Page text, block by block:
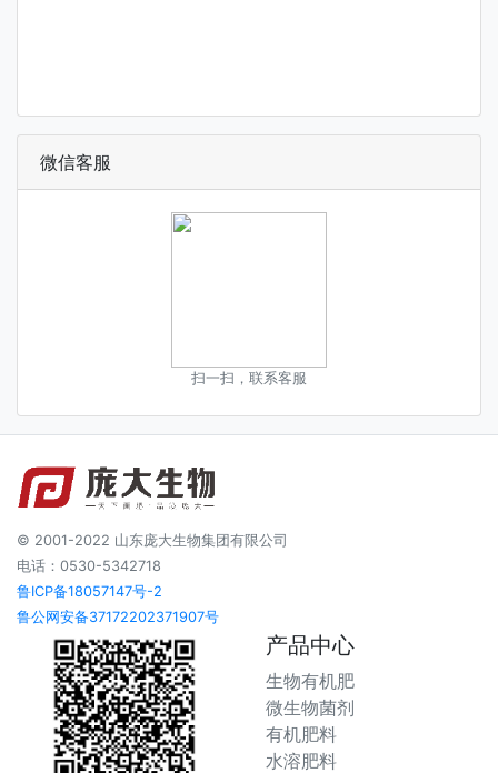
微信客服
扫一扫，联系客服
© 2001-2022 山东庞大生物集团有限公司
电话：0530-5342718
鲁ICP备18057147号-2
鲁公网安备37172202371907号
产品中心
生物有机肥
微生物菌剂
有机肥料
水溶肥料